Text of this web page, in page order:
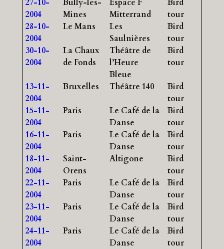
27-10-
2004
Bully-les-
Mines
Espace F
Mitterrand
Bird
tour
28-10-
2004
Le Mans
Les
Saulnières
Bird
tour
30-10-
2004
La Chaux
de Fonds
Théâtre de
l’Heure
Bleue
Bird
tour
13-11-
2004
Bruxelles Théâtre 140
Bird
tour
15-11-
2004
Paris
Le Café de la
Danse
Bird
tour
16-11-
2004
Paris
Le Café de la
Danse
Bird
tour
18-11-
2004
Saint-
Orens
Altigone
Bird
tour
22-11-
2004
Paris
Le Café de la
Danse
Bird
tour
23-11-
2004
Paris
Le Café de la
Danse
Bird
tour
24-11-
2004
Paris
Le Café de la
Danse
Bird
tour